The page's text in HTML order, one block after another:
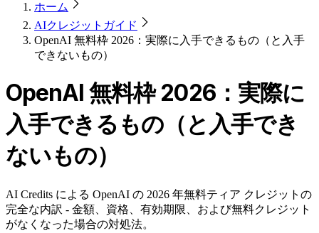
ホーム
AIクレジットガイド
OpenAI 無料枠 2026：実際に入手できるもの（と入手
できないもの）
OpenAI 無料枠 2026：実際に
入手できるもの（と入手でき
ないもの）
AI Credits による OpenAI の 2026 年無料ティア クレジットの
完全な内訳 - 金額、資格、有効期限、および無料クレジット
がなくなった場合の対処法。